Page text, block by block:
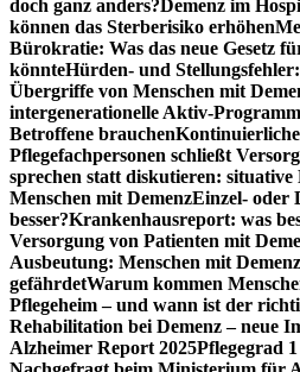
doch ganz anders?Demenz im
können das Sterberisiko erhöhen
Bürokratie: Was das neue Gesetz
könnteHürden- und
Übergriffe von Menschen mit
intergenerationelle Aktiv-
Betroffene brauchen
Pflegefachpersonen schließt
sprechen statt diskutieren:
Menschen mit DemenzEinzel- oder
besser?Krankenhausreport: was
Versorgung von Patienten mit
Ausbeutung: Menschen mit
gefährdetWarum kommen
Pflegeheim – und wann ist der
Rehabilitation bei Demenz – neue
Alzheimer Report 2025Pflegegrad